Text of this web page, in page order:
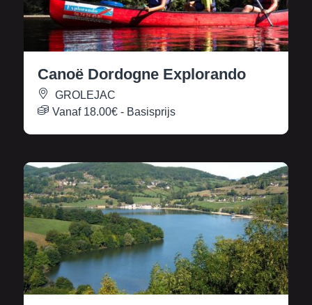
Canoë Dordogne Explorando
GROLEJAC
Vanaf 18.00€ - Basisprijs